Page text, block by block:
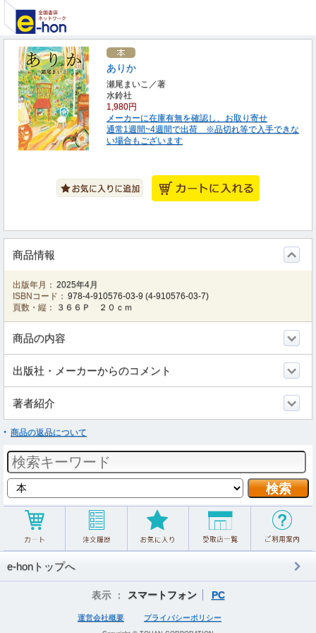
ありか
瀬尾まいこ／著
水鈴社
1,980円
メーカーに在庫有無を確認し、お取り寄せ
通常1週間~4週間で出荷 ※品切れ等で入手できな
い場合もございます
商品情報
出版年月： 2025年4月
ISBNコード： 978-4-910576-03-9 (4-910576-03-7)
頁数・縦：
３６６Ｐ ２０ｃｍ
商品の内容
出版社・メーカーからのコメント
著者紹介
商品の返品について
e-honトップへ
表示 ： スマートフォン PC
運営会社概要 プライバシーポリシー